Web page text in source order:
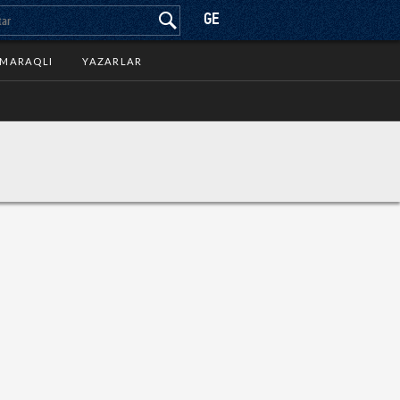
GE
MARAQLI YAZARLAR